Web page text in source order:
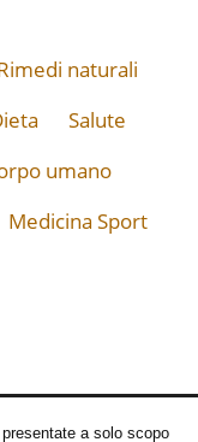
naturali
Salute
umano
Medicina Sport
a solo scopo